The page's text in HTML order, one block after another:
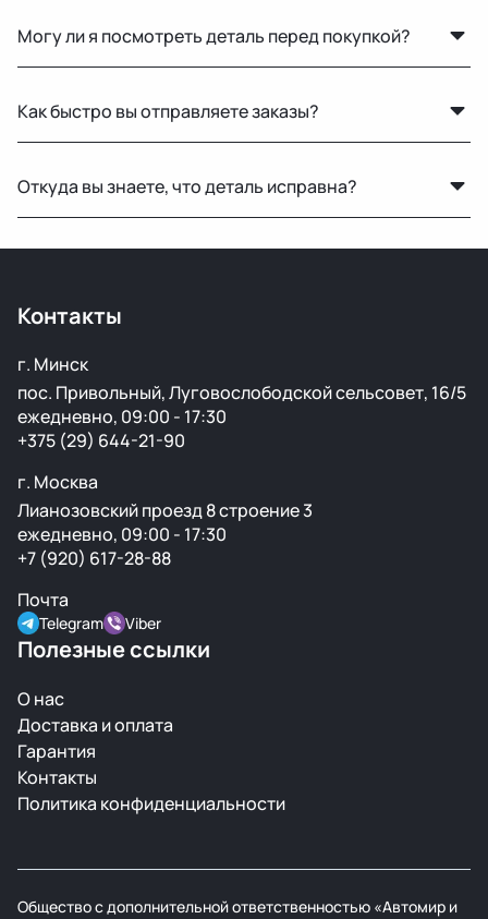
Могу ли я посмотреть деталь перед покупкой?
осмотреть деталь лично или запросить фото и
видеообзор.
Как быстро вы отправляете заказы?
страны доставка занимает от 1 до 5 дней в
зависимости от транспортной компании.
Откуда вы знаете, что деталь исправна?
Контакты
г. Минск
пос. Привольный, Луговослободской сельсовет, 16/5
ежедневно, 09:00 - 17:30
+375 (29) 644-21-90
г. Москва
Лианозовский проезд 8 строение 3
ежедневно, 09:00 - 17:30
+7 (920) 617-28-88
Почта
Telegram Viber
Полезные ссылки
О нас
Доставка и оплата
Гарантия
Контакты
Политика конфиденциальности
Общество с дополнительной ответственностью «Автомир и